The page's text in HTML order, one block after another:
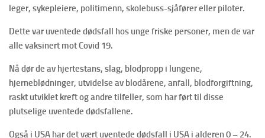
leger, sykepleiere, politimenn, skolebuss-sjåfører eller piloter.
Dette var uventede dødsfall hos unge friske personer, men de var
alle vaksinert mot Covid 19.
Nå dør de av hjertestans, slag, blodpropp i lungene,
hjerneblødninger, utvidelse av blodårene, anfall, blodforgiftning,
raskt utviklet kreft og andre tilfeller, som har ført til disse
plutselige uventede dødsfallene.
Også i USA har det vært uventede dødsfall i USA i alderen 0 – 24.